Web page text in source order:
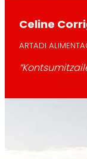
Celine
ARTADI